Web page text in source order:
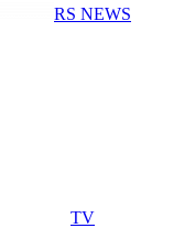
RS NEWS
TV